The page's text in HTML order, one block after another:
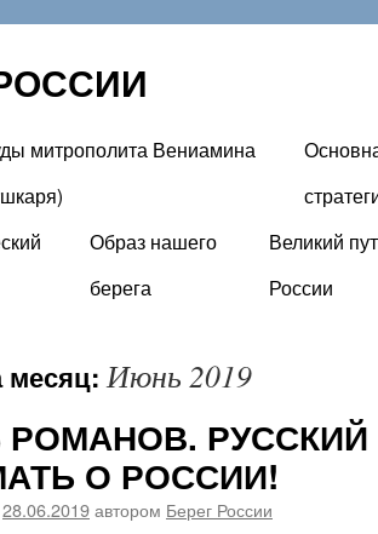
митрополита Вениамина
Образ нашего
берега
Великий
России
месяц:Июнь 2019
РОМАНОВ.
О РОССИИ!
28.06.2019автором Берег России